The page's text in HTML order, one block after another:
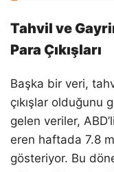
Tahvil ve
Para Çıkışları
Başka bir veri,
çıkışlar olduğunu
gelen veriler,
eren haftada 7.8
gösteriyor. Bu